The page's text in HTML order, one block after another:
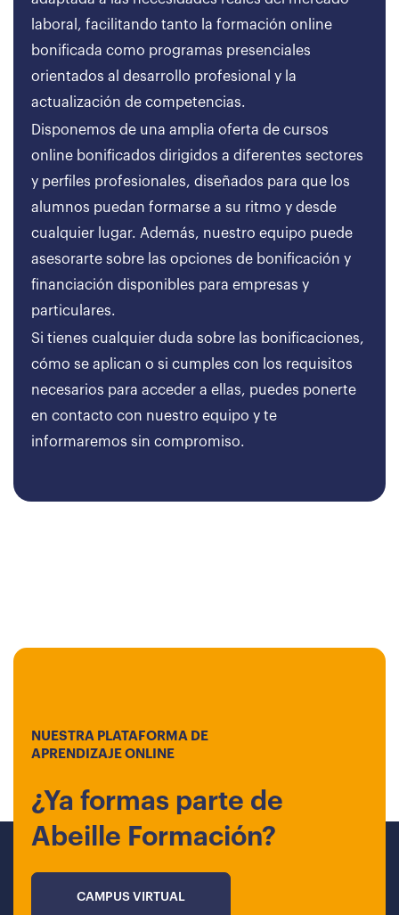
laboral, facilitando tanto la formación online
bonificada como programas presenciales
orientados al desarrollo profesional y la
actualización de competencias.
Disponemos de una amplia oferta de cursos
online bonificados dirigidos a diferentes sectores
y perfiles profesionales, diseñados para que los
alumnos puedan formarse a su ritmo y desde
cualquier lugar. Además, nuestro equipo puede
asesorarte sobre las opciones de bonificación y
financiación disponibles para empresas y
particulares.
Si tienes cualquier duda sobre las bonificaciones,
cómo se aplican o si cumples con los requisitos
necesarios para acceder a ellas, puedes ponerte
en contacto con nuestro equipo y te
informaremos sin compromiso.
NUESTRA PLATAFORMA DE
APRENDIZAJE ONLINE
¿Ya formas parte de
Abeille Formación?
CAMPUS VIRTUAL